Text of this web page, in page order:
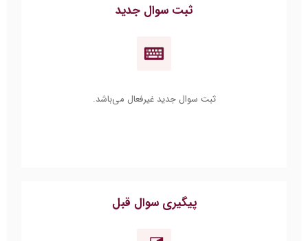
ثبت سوال جدید
ثبت سوال جدید غیرفعال می‌باشد.
پیگیری سوال قبل